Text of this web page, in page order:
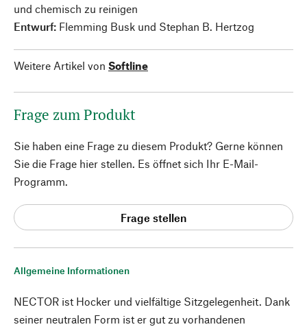
Allgemeine Informationen
NECTOR ist Hocker und vielfältige Sitzgelegenheit. Dank
seiner neutralen Form ist er gut zu vorhandenen
und chemisch zu reinigen
Entwurf: Flemming Busk und Stephan B. Hertzog
Weitere Artikel von Softline
Frage zum Produkt
Sie haben eine Frage zu diesem Produkt? Gerne können
Sie die Frage hier stellen. Es öffnet sich Ihr E-Mail-
Programm.
Frage stellen